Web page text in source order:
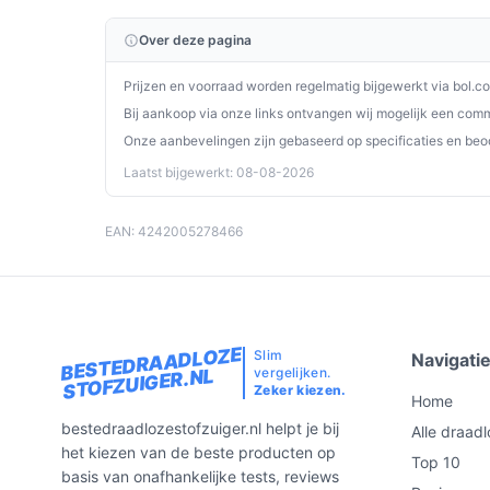
Is dit geschikt voor harde vloeren en tapijt?
Ja. De gemotoriseerde borstel is ontworpen om
effectief te reinigen. Voor dieppolig tapijt of heel
gespecialiseerde borstel nodig zijn.
Wat zijn de belangrijkste verschillen met een
schoonmaak en hogere zuigkracht bij gefocuste
Conclusie
De Bosch Serie 4 BCH3K2851 is een degelijke,
huishoudens die een licht, zakloos en
motorische borstel voor meerdere vloertypen,
Over deze pagina
Prijzen en voorraad worden regelmatig bijgewerkt via
Bij aankoop via onze links ontvangen wij mogelijk een
Onze aanbevelingen zijn gebaseerd op specificaties en
Laatst bijgewerkt: 08-08-2026
EAN: 4242005278466
BESTEDRAADLOZE
STOFZUIGER.NL
Slim
vergelijken.
Zeker kiezen.
bestedraadlozestofzuiger.nl helpt je bij
het kiezen van de beste producten op
basis van onafhankelijke tests, reviews
Navigatie
Home
Alle
Top 10